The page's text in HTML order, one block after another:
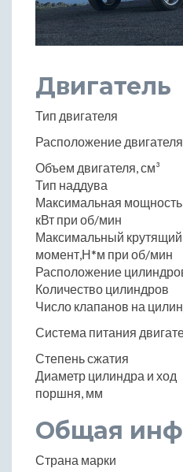
Двигатель
Тип двигателя
Расположение двигателя
Объем двигателя, см³
Тип наддува
Максимальная
кВт при об/мин
Максимальный крутящий
момент,Н*м при об/мин
Расположение
Количество цилиндров
Число клапанов на
Система питания
Степень сжатия
Диаметр цилиндра и ход
поршня, мм
Общая
Страна марки